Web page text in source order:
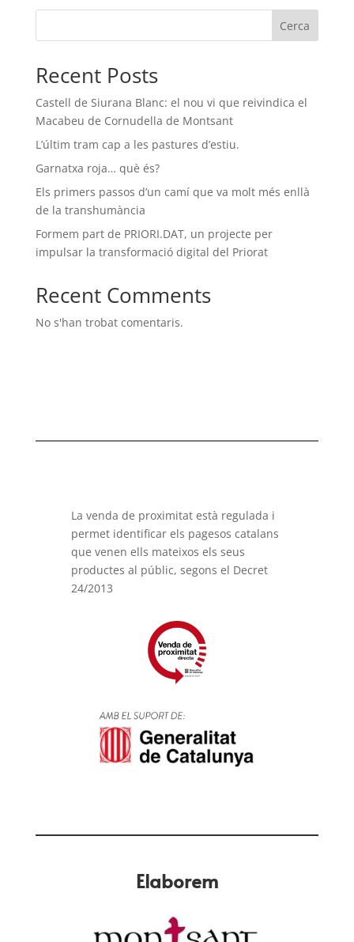
Cerca
Recent Posts
Castell de Siurana Blanc: el nou vi que reivindica el
Macabeu de Cornudella de Montsant
L’últim tram cap a les pastures d’estiu.
Garnatxa roja… què és?
Els primers passos d’un camí que va molt més enllà
de la transhumància
Formem part de PRIORI.DAT, un projecte per
impulsar la transformació digital del Priorat
Recent Comments
No s'han trobat comentaris.
La venda de proximitat està regulada i
permet identificar els pagesos catalans
que venen ells mateixos els seus
productes al públic, segons el Decret
24/2013
Elaborem